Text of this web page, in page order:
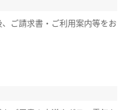
ご請求書・ご利用案内等をお